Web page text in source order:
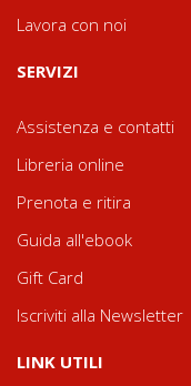
Lavora con noi
SERVIZI
Assistenza e contatti
Libreria online
Prenota e ritira
Guida all'ebook
Gift Card
Iscriviti alla Newsletter
LINK UTILI